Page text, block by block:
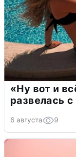
«Ну вот и
развелась
6 августа 9